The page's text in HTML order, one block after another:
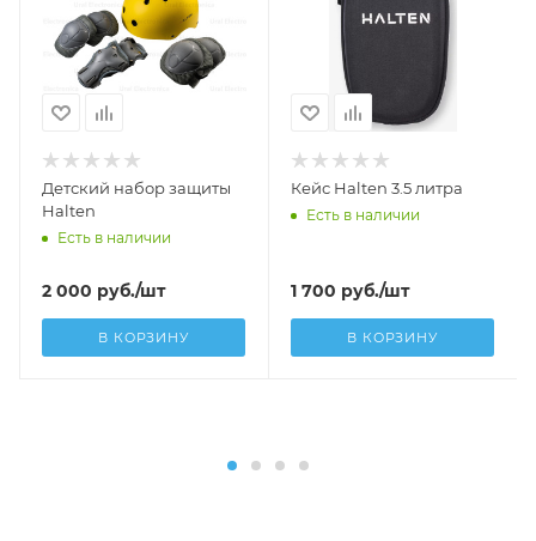
Детский набор защиты
Halten
Есть в наличии
2 000 руб./шт
В КОРЗИНУ
Кейс Halten 3.5 литра
Есть в наличии
1 700 руб./шт
В КОРЗИНУ